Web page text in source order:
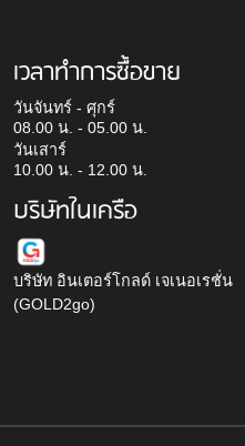
เวลาทำการซื้อขาย
วันจันทร์ - ศุกร์
08.00 น. - 05.00 น.
วันเสาร์
10.00 น. - 12.00 น.
บริษัทในเครือ
บริษัท อินเตอร์โกลด์ เจเนอเรชั่น
(GOLD2go)